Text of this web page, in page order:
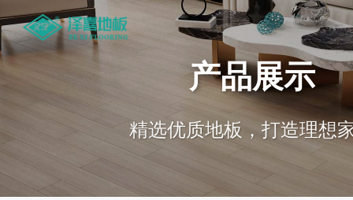
产品展示
精选优质地板，打造理想